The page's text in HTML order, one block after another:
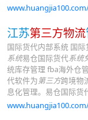
江苏第三方物流
国际货代内部系统 国
系统易仓国际货代系统
统库存管理 fba海外仓
代软件为第三方跨境物
息化管理。易仓国际货